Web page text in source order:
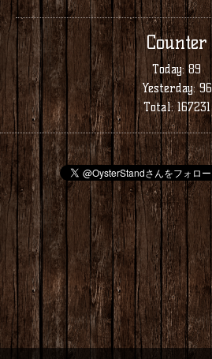
Counter
Today: 89
Yesterday:96
Total:167231